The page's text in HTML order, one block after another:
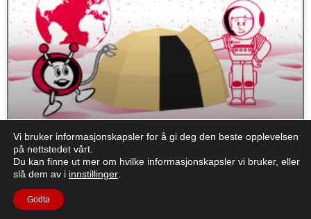
Moon Shelter - Undersøker forskjellige
tilfluktsrom på jorden og i verdensrommet
Kort beskrivelse: I dette settet med aktiviteter skal elevene
Vi bruker informasjonskapsler for å gi deg den beste opplevelsen
på nettstedet vårt.
Du kan finne ut mer om hvilke informasjonskapsler vi bruker, eller
slå dem av i innstillinger
Godta